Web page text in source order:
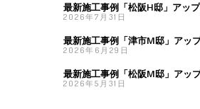
最新施工事例「松阪H邸」アップ
2026年7月31日
最新施工事例「津市M邸」アッ
2026年6月29日
最新施工事例「松阪M邸」アッ
2026年5月31日